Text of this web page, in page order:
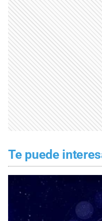
Te puede